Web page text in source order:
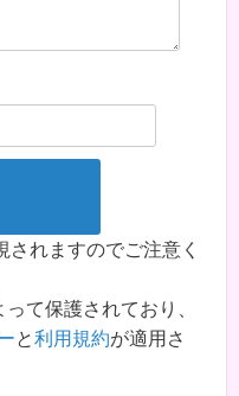
されますのでご注意く
て保護されており、
と利用規約が適用さ